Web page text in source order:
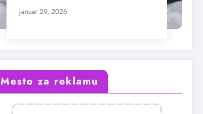
januar 29, 2026
Mesto za reklamu